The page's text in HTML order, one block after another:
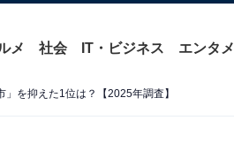
メ 社会 IT・ビジネス エンタメ
を抑えた1位は？【2025年調査】